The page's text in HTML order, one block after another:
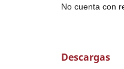
No cuenta con
Descargas